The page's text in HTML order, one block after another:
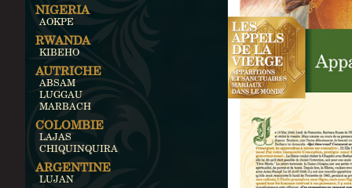
NIGERIA
AOKPE
RWANDA
KIBEHO
AUTRICHE
ABSAM
LUGGAU
MARBACH
COLOMBIE
LAJAS
CHIQUINQUIRA
ARGENTINE
LUJAN